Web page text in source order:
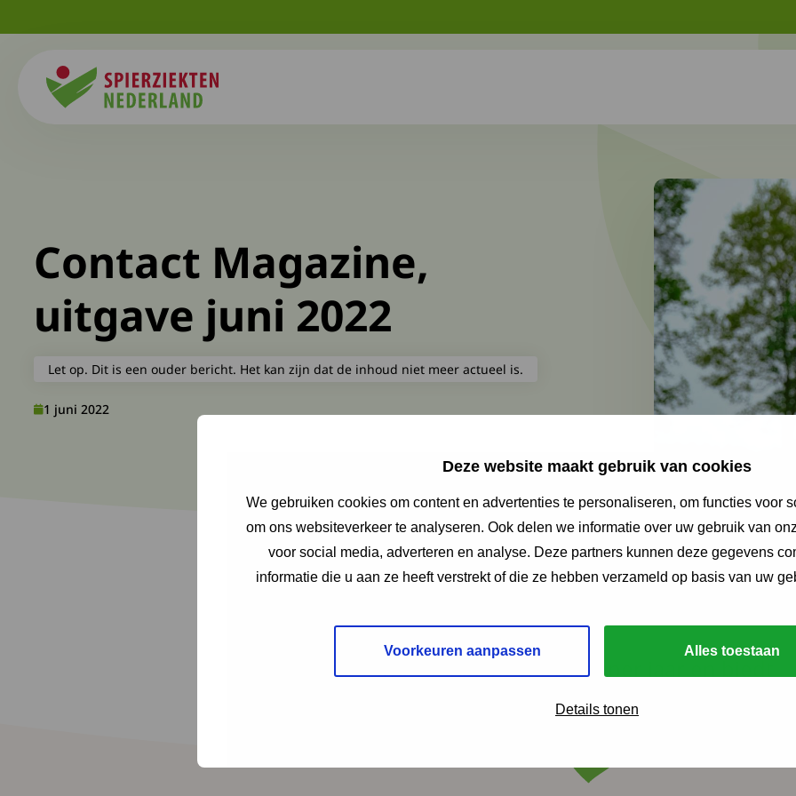
Deze website maakt gebruik van cookies
We gebruiken cookies om content en advertenties te personaliseren, om functies voor
om ons websiteverkeer te analyseren. Ook delen we informatie over uw gebruik van
voor social media, adverteren en analyse. Deze partners kunnen deze gegevens
informatie die u aan ze heeft verstrekt of die ze hebben verzameld op basis van uw
Voorkeuren aanpassen Alles toestaan
Details tonen
Contact Magazine,
uitgave juni 2022
Let op. Dit is een ouder bericht. Het kan zijn dat de inhoud niet meer actueel is.
1 juni 2022
Contact Magazine verschijnt viermaal per jaar en biedt
achtergrondartikelen, interviews, informatie over wet-